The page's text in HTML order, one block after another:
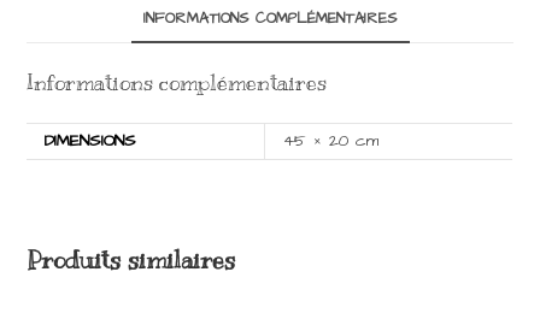
INFORMATIONS COMPLÉMENTAIRES
Informations complémentaires
DIMENSIONS 45 × 20 cm
Produits similaires